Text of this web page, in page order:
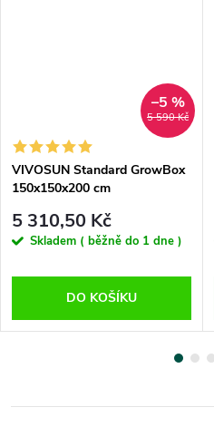
5 590 Kč
–5 %
VIVOSUN Standard GrowBox
150x150x200 cm
5 310,50 Kč
Skladem ( běžně do 1 dne )
DO KOŠÍKU